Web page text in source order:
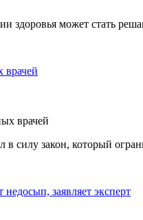
здоровья может стать
врачей
в силу закон, который
заявляет эксперт